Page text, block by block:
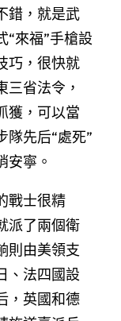
錯，就是武
“來福”手槍設
巧，很快就
省法令，
獲，可以當
隊先后“處死”
安寧。
戰士很精
派了兩個衛
則由美領支
、法四國設
，英國和德